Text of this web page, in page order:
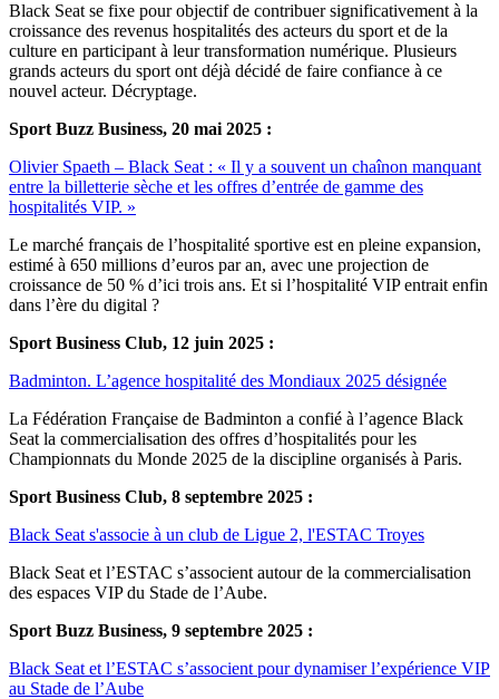
Black Seat se fixe pour objectif de contribuer significativement à la
croissance des revenus hospitalités des acteurs du sport et de la
culture en participant à leur transformation numérique. Plusieurs
grands acteurs du sport ont déjà décidé de faire confiance à ce
nouvel acteur. Décryptage.
Sport Buzz Business, 20 mai 2025 :
Olivier Spaeth – Black Seat : « Il y a souvent un chaînon manquant
entre la billetterie sèche et les offres d’entrée de gamme des
hospitalités VIP. »
Le marché français de l’hospitalité sportive est en pleine expansion,
estimé à 650 millions d’euros par an, avec une projection de
croissance de 50 % d’ici trois ans. Et si l’hospitalité VIP entrait enfin
dans l’ère du digital ?
Sport Business Club, 12 juin 2025 :
Badminton. L’agence hospitalité des Mondiaux 2025 désignée
La Fédération Française de Badminton a confié à l’agence Black
Seat la commercialisation des offres d’hospitalités pour les
Championnats du Monde 2025 de la discipline organisés à Paris.
Sport Business Club, 8 septembre 2025 :
Black Seat s'associe à un club de Ligue 2, l'ESTAC Troyes
Black Seat et l’ESTAC s’associent autour de la commercialisation
des espaces VIP du Stade de l’Aube.
Sport Buzz Business, 9 septembre 2025 :
Black Seat et l’ESTAC s’associent pour dynamiser l’expérience VIP
au Stade de l’Aube